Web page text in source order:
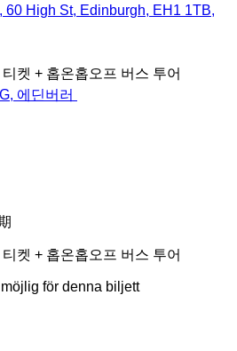
60 High St, Edinburgh, EH1 1TB,
켓 + 홉온홉오프 버스 투어
에딘버러
켓 + 홉온홉오프 버스 투어
för denna biljett